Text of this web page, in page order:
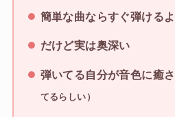
簡単な曲ならすぐ弾ける
だけど実は奥深い
弾いてる自分が音色に癒
てるらしい）